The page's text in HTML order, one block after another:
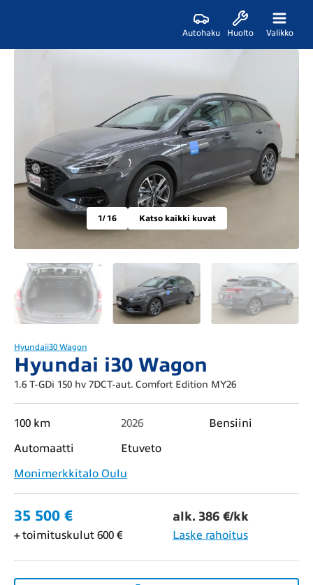
Autohaku Huolto Valikko
1/ 16 Katso kaikki kuvat
Hyundaii30 Wagon
Hyundai i30 Wagon
1.6 T-GDi 150 hv 7DCT-aut. Comfort Edition MY26
100 km 2026
Bensiini
Automaatti
Etuveto
Monimerkkitalo Oulu
35 500 € alk. 386 €/kk
+ toimituskulut 600 € Laske rahoitus